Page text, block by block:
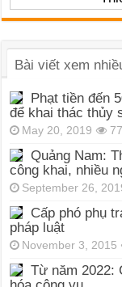
Bài viết xem
Phạt tiền đến
để khai thác thủy
May 20, 2019
Quảng Nam:
công khai, nhiều
September 26,
Cấp phó phụ
pháp luật
November 3, 2015
Từ năm 2022: